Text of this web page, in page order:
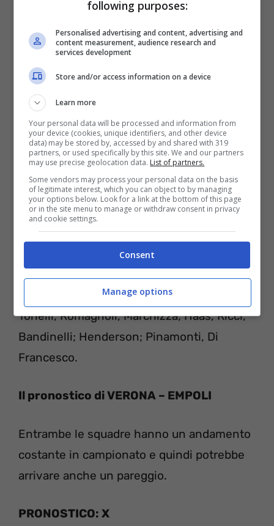
VERONA – EMPOLI
E PROBABILI FORMAZIONI
VERONA (3-4-2-1):Montipò; Dawidowicz,
Günter, Casale; Faraoni, Ilic, Veloso,
EMPOLI (4-3-1-2):Vicario; Stojanovic,
Tonelli, Romagnoli, Marchizza; Haas, Ricci,
Bandinelli; Henderson; Pinamonti, Di
Francesco.
Il pronostico di VERONA – EMPOLI
Entrambe le squadre hanno un andamento
costante in campionato e quindi potrebbe
arrivare anche un pareggio.
PRONOSTICO: X
following purposes:
Personalised advertising and content, advertising and
content measurement, audience research and
services development
Store and/or access information on a device
Learn more
Your personal data will be processed and information from
your device (cookies, unique identifiers, and other device
data) may be stored by, accessed by and shared with 319
partners, or used specifically by this site. We and our partners
may use precise geolocation data. List of partners.
Some vendors may process your personal data on the basis
of legitimate interest, which you can object to by managing
your options below. Look for a link at the bottom of this page
or in the site menu to manage or withdraw consent in privacy
and cookie settings.
Consent
Manage options